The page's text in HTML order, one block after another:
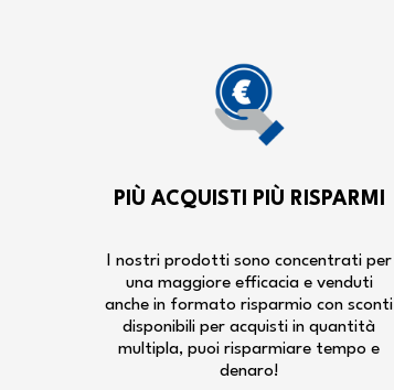
PIÙ ACQUISTI PIÙ RISPARMI
I nostri prodotti sono concentrati per
una maggiore efficacia e venduti
anche in formato risparmio con sconti
disponibili per acquisti in quantità
multipla, puoi risparmiare tempo e
denaro!